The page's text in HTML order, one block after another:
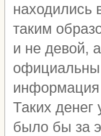
находились
таким
и не девой,
информация
Таких денег
было бы за